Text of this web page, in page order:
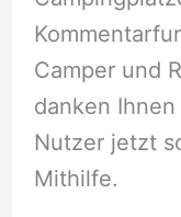
Camper und
danken
Nutzer jetzt
Mithilfe.